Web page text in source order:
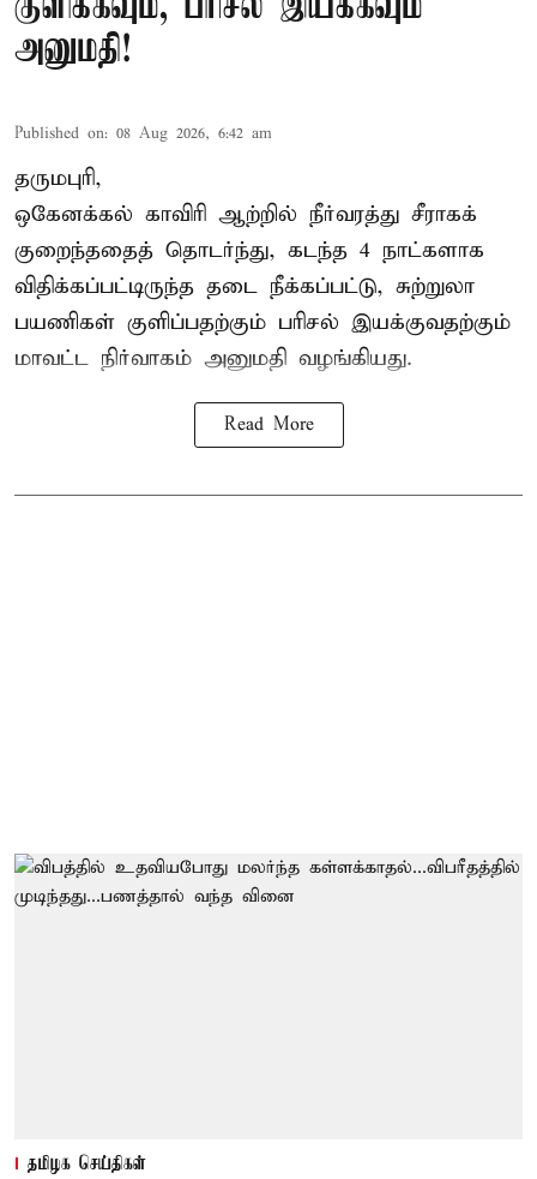
அனுமதி!
Published on: 08 Aug 2026, 6:42 am
தருமபுரி,
ஒகேனக்கல் காவிரி ஆற்றில் நீர்வரத்து சீராகக்
குறைந்ததைத் தொடர்ந்து, கடந்த 4 நாட்களாக
விதிக்கப்பட்டிருந்த தடை நீக்கப்பட்டு, சுற்றுலா
பயணிகள் குளிப்பதற்கும் பரிசல் இயக்குவதற்கும்
மாவட்ட நிர்வாகம் அனுமதி வழங்கியது.
Read More
தமிழக செய்திகள்